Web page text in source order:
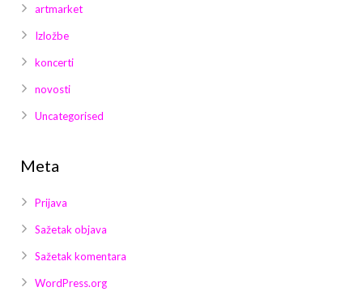
artmarket
Izložbe
koncerti
novosti
Uncategorised
Meta
Prijava
Sažetak objava
Sažetak komentara
WordPress.org